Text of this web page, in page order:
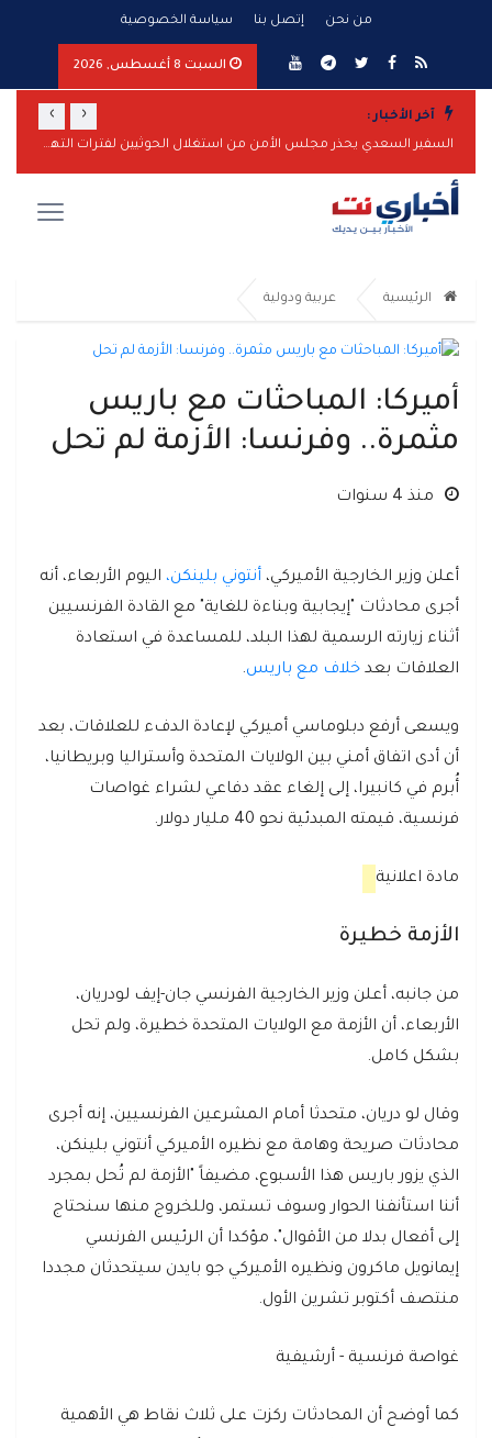
من نحن إتصل بنا سياسة الخصوصية
السبت 8 أغسطس, 2026
آخر الأخبار :
السفير السعدي يحذر مجلس الأمن من استغلال الحوثيين لفترات التهدئة لتعزيز قدراتهم
‹
›
الرئيسية عربية ودولية
أميركا: المباحثات مع باريس
مثمرة.. وفرنسا: الأزمة لم تحل
منذ 4 سنوات
أعلن وزير الخارجية الأميركي، أنتوني بلينكن، اليوم الأربعاء، أنه
أجرى محادثات "إيجابية وبناءة للغاية" مع القادة الفرنسيين
أثناء زيارته الرسمية لهذا البلد، للمساعدة في استعادة
العلاقات بعد خلاف مع باريس.
ويسعى أرفع دبلوماسي أميركي لإعادة الدفء للعلاقات، بعد
أن أدى اتفاق أمني بين الولايات المتحدة وأستراليا وبريطانيا،
أُبرم في كانبيرا، إلى إلغاء عقد دفاعي لشراء غواصات
فرنسية، قيمته المبدئية نحو 40 مليار دولار.
مادة اعلانية
الأزمة خطيرة
من جانبه، أعلن وزير الخارجية الفرنسي جان-إيف لودريان،
الأربعاء، أن الأزمة مع الولايات المتحدة خطيرة، ولم تحل
بشكل كامل.
وقال لو دريان، متحدثا أمام المشرعين الفرنسيين، إنه أجرى
محادثات صريحة وهامة مع نظيره الأميركي أنتوني بلينكن،
الذي يزور باريس هذا الأسبوع، مضيفاً "الأزمة لم تُحل بمجرد
أننا استأنفنا الحوار وسوف تستمر، وللخروج منها سنحتاج
إلى أفعال بدلا من الأقوال"، مؤكدا أن الرئيس الفرنسي
إيمانويل ماكرون ونظيره الأميركي جو بايدن سيتحدثان مجددا
منتصف أكتوبر تشرين الأول.
غواصة فرنسية - أرشيفية
كما أوضح أن المحادثات ركزت على ثلاث نقاط هي الأهمية